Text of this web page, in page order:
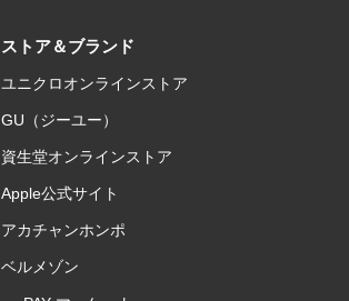
ストア＆ブランド
ユニクロオンラインストア
GU（ジーユー）
資生堂オンラインストア
Apple公式サイト
アカチャンホンポ
ベルメゾン